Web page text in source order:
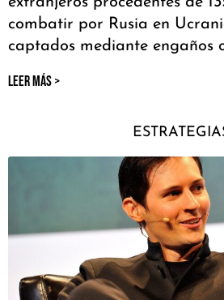
combatir por Rusia en
captados mediante engaños
LEER MÁS >